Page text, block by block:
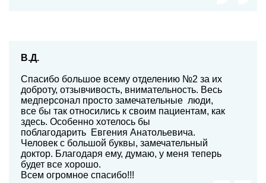
В.Д.
Спасибо большое всему отделению №2 за их
доброту, отзывчивость, внимательность. Весь
медперсонал просто замечательные люди,
все бы так относились к своим пациентам, как
здесь. Особенно хотелось бы
поблагодарить Евгения Анатольевича.
Человек с большой буквы, замечательный
доктор. Благодаря ему, думаю, у меня теперь
будет все хорошо.
Всем огромное спасибо!!!